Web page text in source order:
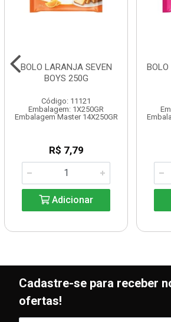
BOLO LARANJA SEVEN
BOYS 250G
Código: 11121
Embalagem: 1X250GR
Embalagem Master 14X250GR
R$ 7,79
Adicionar
BOLO
Cadastre-se para receber
ofertas!